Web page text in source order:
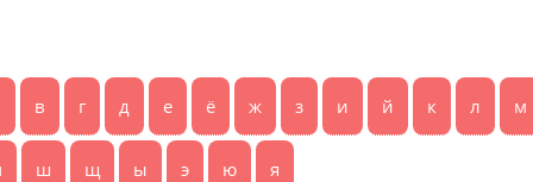
в г д е ё ж з и й к л м
ш щ ы э ю я